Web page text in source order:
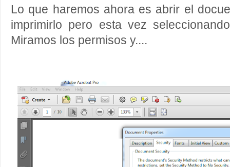
Lo que haremos ahora es abrir el
imprimirlo pero esta vez
Miramos los permisos y....